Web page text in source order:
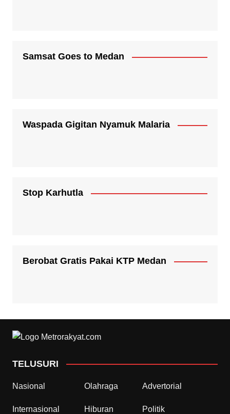
Samsat Goes to Medan
Waspada Gigitan Nyamuk Malaria
Stop Karhutla
Berobat Gratis Pakai KTP Medan
TELUSURI
Nasional Olahraga Advertorial
Internasional Hiburan Politik